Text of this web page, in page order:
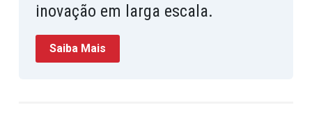
inovação em larga escala.
Saiba Mais